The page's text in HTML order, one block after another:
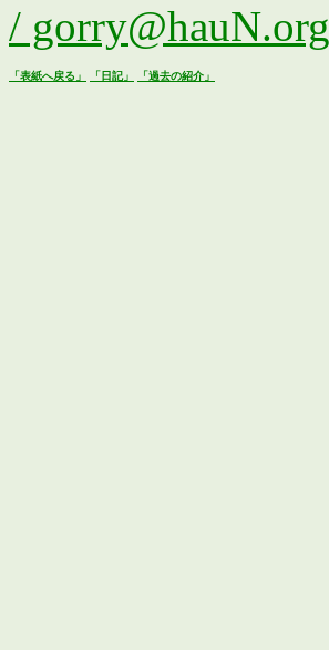
/ gorry@hauN.org
「表紙へ戻る」 「日記」 「過去の紹介」